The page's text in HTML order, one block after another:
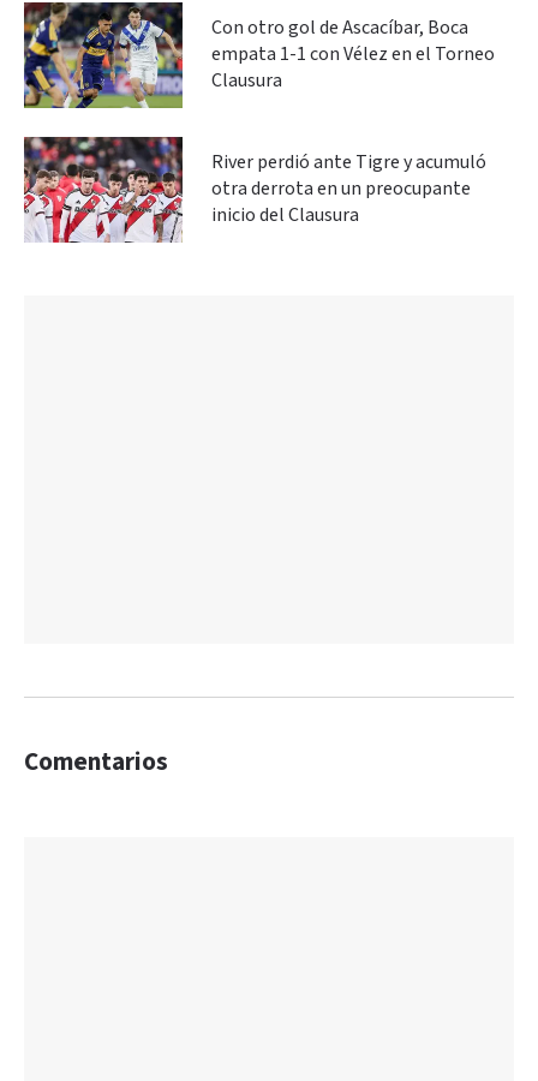
Con otro gol de Ascacíbar, Boca
empata 1-1 con Vélez en el Torneo
Clausura
River perdió ante Tigre y acumuló
otra derrota en un preocupante
inicio del Clausura
Comentarios